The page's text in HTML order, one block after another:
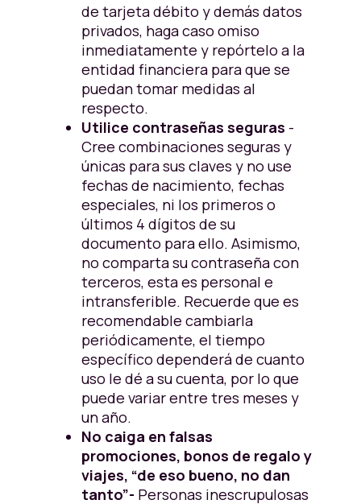
de tarjeta débito y demás datos
privados, haga caso omiso
inmediatamente y repórtelo a la
entidad financiera para que se
puedan tomar medidas al
respecto.
Utilice contraseñas seguras -
Cree combinaciones seguras y
únicas para sus claves y no use
fechas de nacimiento, fechas
especiales, ni los primeros o
últimos 4 dígitos de su
documento para ello. Asimismo,
no comparta su contraseña con
terceros, esta es personal e
intransferible. Recuerde que es
recomendable cambiarla
periódicamente, el tiempo
específico dependerá de cuanto
uso le dé a su cuenta, por lo que
puede variar entre tres meses y
un año.
No caiga en falsas
promociones, bonos de regalo y
viajes, “de eso bueno, no dan
tanto”- Personas inescrupulosas